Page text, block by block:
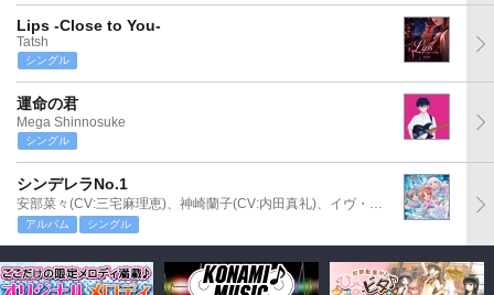
Lips -Close to You-
Tatsh
シングル
運命の君
Mega Shinnosuke
シングル
シンデレラNo.1
安部菜々(CV:三宅麻理恵)、神崎蘭子(CV:内田真礼)、イヴ・サンタクロース(CV:松永あかね)
アルバム シングル